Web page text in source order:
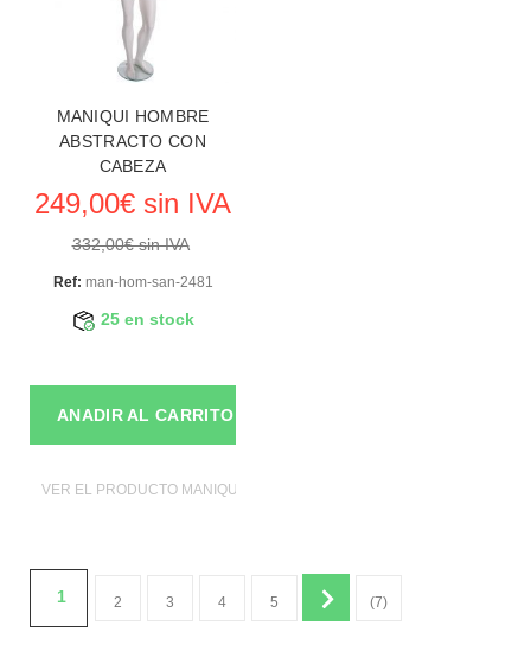
MANIQUI HOMBRE
ABSTRACTO CON
CABEZA
249,00€ sin IVA
332,00€ sin IVA
Ref: man-hom-san-2481
25 en stock
ANADIR AL CARRITO
VER EL PRODUCTO MANIQUIES
1 2 3 4 5 (7)